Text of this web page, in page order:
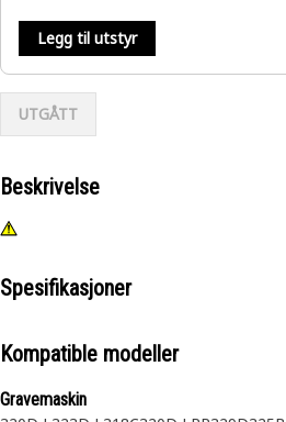
Legg til utstyr
UTGÅTT
Beskrivelse
Spesifikasjoner
Kompatible modeller
Gravemaskin